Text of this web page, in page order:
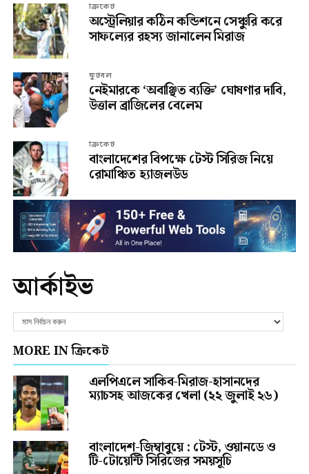
ক্রিকেট
অস্ট্রেলিয়ার কঠিন কন্ডিশনে সেঞ্চুরি করে
সাফল্যের রহস্য জানালেন মিরাজ
ফুটবল
নেইমারকে ‘অবাঞ্ছিত ব্যক্তি’ ঘোষণার দাবি,
উত্তাল ব্রাজিলের বেলেম
ক্রিকেট
বাংলাদেশের বিপক্ষে টেস্ট সিরিজ নিয়ে
রোমাঞ্চিত হ্যাজলউড
আর্কাইভ
MORE IN ক্রিকেট
এলপিএলে সাকিব-মিরাজ-হাসানদের
ম্যাচসহ আজকের খেলা (২২ জুলাই ২৬)
বাংলাদেশ-জিম্বাবুয়ে : টেস্ট, ওয়ানডে ও
টি-টোয়েন্টি সিরিজের সময়সূচি